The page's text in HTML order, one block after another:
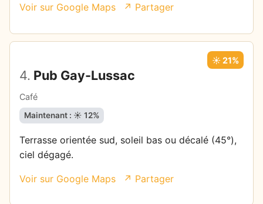
Voir sur Google Maps ↗ Partager
4. Pub Gay-Lussac
Café
☀️ 21%
Maintenant : ☀️ 12%
Terrasse orientée sud, soleil bas ou décalé (45°),
ciel dégagé.
Voir sur Google Maps ↗ Partager